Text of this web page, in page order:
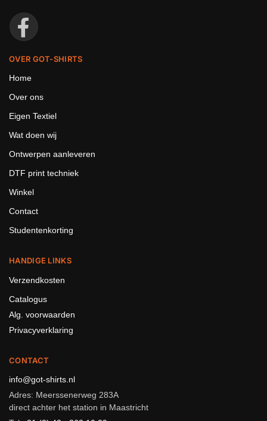
OVER GOT-SHIRTS
Home
Over ons
Eigen Textiel
Wat doen wij
Ontwerpen aanleveren
DTF print techniek
Winkel
Contact
Studentenkorting
HANDIGE LINKS
Verzendkosten
Catalogus
Alg. voorwaarden
Privacyverklaring
CONTACT
info@got-shirts.nl
Adres: Meerssenerweg 283A
direct achter het station in Maastricht